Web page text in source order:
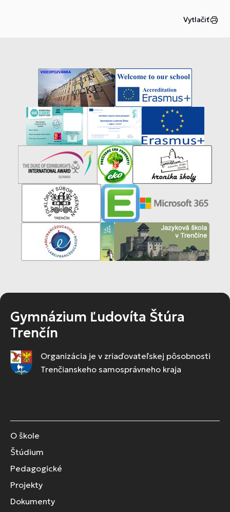
Vytlačiť
Gymnázium Ľudovíta Štúra
Trenčín
Organizácia je v zriaďovateľskej pôsobnosti
Trenčianskeho samosprávneho kraja
O škole
Štúdium
Pedagogické
Projekty
Dokumenty